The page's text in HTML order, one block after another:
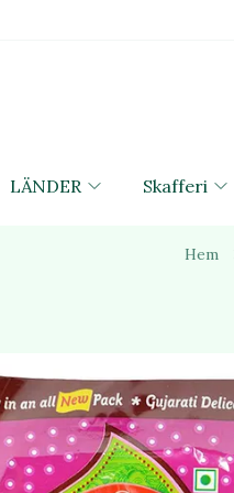
LÄNDER Skafferi
Hem